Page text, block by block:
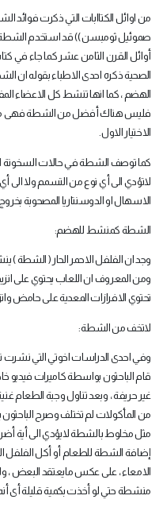
من اوائل الكتاابات التي ذكرت فوائد
صموئيل ثومبسن )) قد استخدم
أوائل القرن الثامن عشر كما جاء في
الصحية ذكره احدى الاطباء بقوله ان
الهضم ، كما انها تنشط كل الاعضاء
فليس هناك أفضل من الشطة فهى
الاختيار الاول.
كما توصف الشطة في حالات السخونة
لاتؤدي الى أي نوع من التسمم ولا الى
الاسهال او الدوسنتاريا المصحوبة
الشطة كمنشط للهضم:
وجد ان الفلفل الاحمر الحار ( الشطة )
ومن المعروف ان اللعاب يحتوي على
تحتوي الافرازات المعدية على حامض
لاتخف من الشطة:
وفي احدى الدراسات اخوتي التي نشرت
قام الباحثون بواسطة كاميرات فيديو
غير حريفة ، وبعد تناول وجبة الطعام
من المأكولات لم تختلف وصرح
مثل مخلوط بالشطة لايؤدي الى أية
إضافة الشطة للطعام أو أكل الفلفل
الامعاء ، على عكس مايعتقد البعض
منشطة حتي لو أخذت بكمية قليلة أى أنه